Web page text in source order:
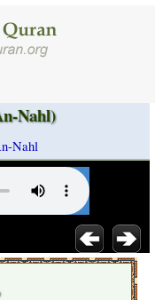
Nahl)
Nahl